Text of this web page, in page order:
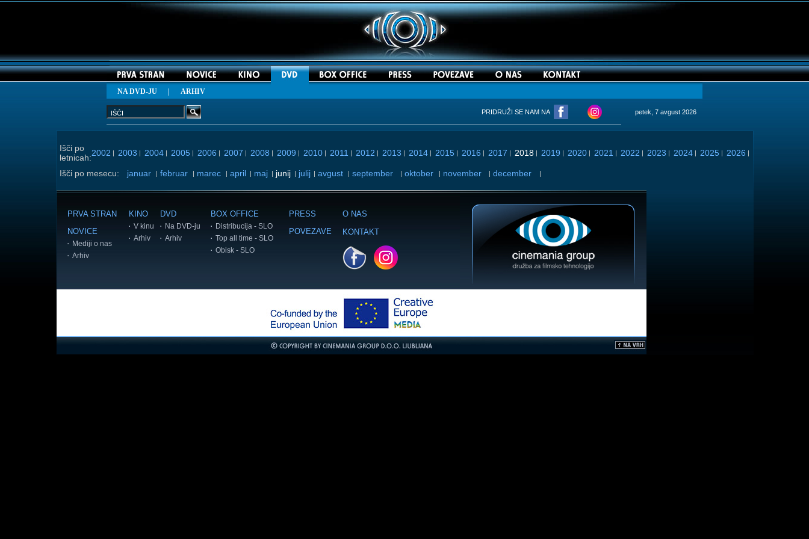
NA DVD-JU ARHIV
PRIDRUŽI SE NAM NA petek, 7 avgust 2026
Išči po
letnicah:2002 | 2003 | 2004| 2005 | 2006 | 2007 | 2008 | 2009 | 2010| 2011 | 2012 | 2013 | 2014| 2015 | 2016 | 2017 | 2018| 2019 | 2020| 2021 | 2022 | 2023 | 2024| 2025 | 2026 |
Išči po mesecu: januar | februar | marec | april | maj | junij | julij | avgust | september | oktober | november | december |
PRVA STRAN
NOVICE
Mediji o nas
Arhiv
KINO
V kinu
Arhiv
DVD
Na DVD-ju
Arhiv
BOX OFFICE
Distribucija - SLO
Top all time - SLO
Obisk - SLO
PRESS
POVEZAVE
O NAS
KONTAKT